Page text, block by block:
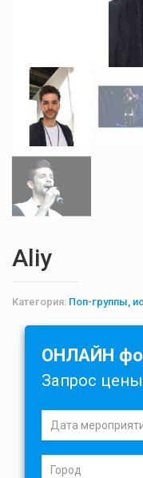
Aliy
Категория: Поп-группы,
ОНЛАЙН
Запрос